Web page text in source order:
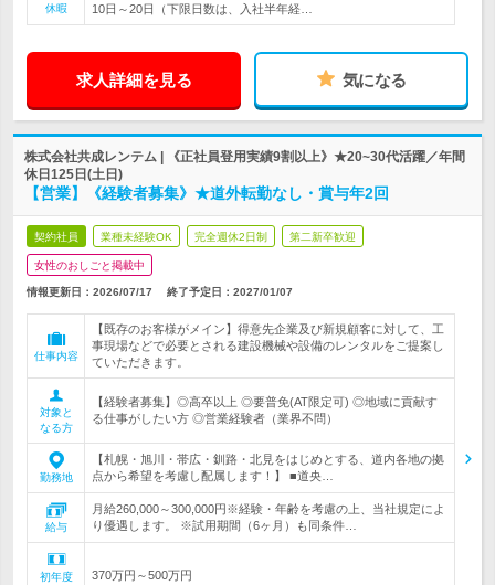
休暇
10日～20日（下限日数は、入社半年経…
求人詳細を見る 気になる
株式会社共成レンテム | 《正社員登用実績9割以上》★20~30代活躍／年間
休日125日(土日)
【営業】《経験者募集》★道外転勤なし・賞与年2回
契約社員 業種未経験OK 完全週休2日制 第二新卒歓迎
女性のおしごと掲載中
情報更新日：2026/07/17 終了予定日： 2027/01/07
仕事内容
【既存のお客様がメイン】得意先企業及び新規顧客に対して、工
事現場などで必要とされる建設機械や設備のレンタルをご提案し
ていただきます。
対象と
なる方
【経験者募集】◎高卒以上 ◎要普免(AT限定可) ◎地域に貢献す
る仕事がしたい方 ◎営業経験者（業界不問）
勤務地
【札幌・旭川・帯広・釧路・北見をはじめとする、道内各地の拠
点から希望を考慮し配属します！】 ■道央…
給与
月給260,000～300,000円※経験・年齢を考慮の上、当社規定によ
り優遇します。 ※試用期間（6ヶ月）も同条件…
初年度
370万円～500万円